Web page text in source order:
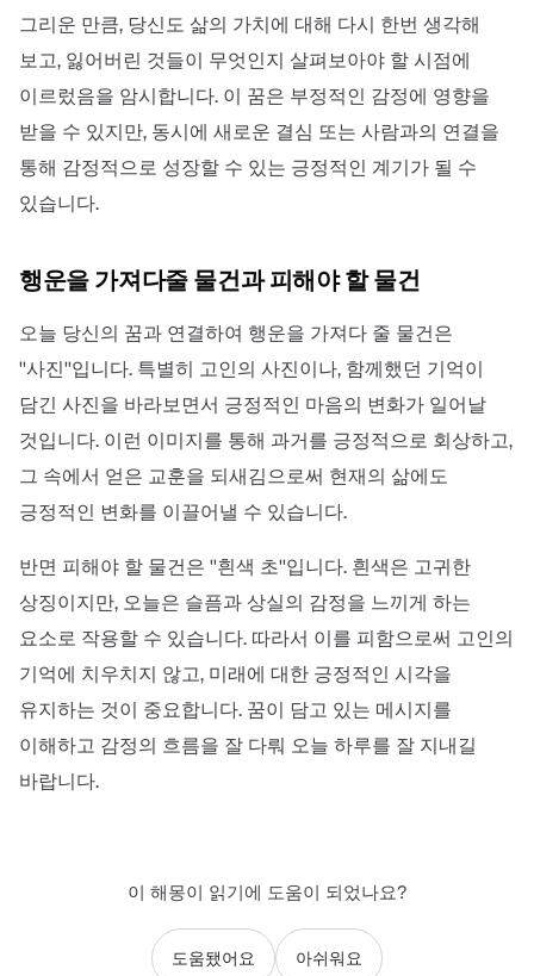
그리운 만큼, 당신도 삶의 가치에 대해 다시 한번 생각해
보고, 잃어버린 것들이 무엇인지 살펴보아야 할 시점에
이르렀음을 암시합니다. 이 꿈은 부정적인 감정에 영향을
받을 수 있지만, 동시에 새로운 결심 또는 사람과의 연결을
통해 감정적으로 성장할 수 있는 긍정적인 계기가 될 수
있습니다.
행운을 가져다줄 물건과 피해야 할 물건
오늘 당신의 꿈과 연결하여 행운을 가져다 줄 물건은
''사진''입니다. 특별히 고인의 사진이나, 함께했던 기억이
담긴 사진을 바라보면서 긍정적인 마음의 변화가 일어날
것입니다. 이런 이미지를 통해 과거를 긍정적으로 회상하고,
그 속에서 얻은 교훈을 되새김으로써 현재의 삶에도
긍정적인 변화를 이끌어낼 수 있습니다.
반면 피해야 할 물건은 ''흰색 초''입니다. 흰색은 고귀한
상징이지만, 오늘은 슬픔과 상실의 감정을 느끼게 하는
요소로 작용할 수 있습니다. 따라서 이를 피함으로써 고인의
기억에 치우치지 않고, 미래에 대한 긍정적인 시각을
유지하는 것이 중요합니다. 꿈이 담고 있는 메시지를
이해하고 감정의 흐름을 잘 다뤄 오늘 하루를 잘 지내길
바랍니다.
이 해몽이 읽기에 도움이 되었나요?
도움됐어요 아쉬워요